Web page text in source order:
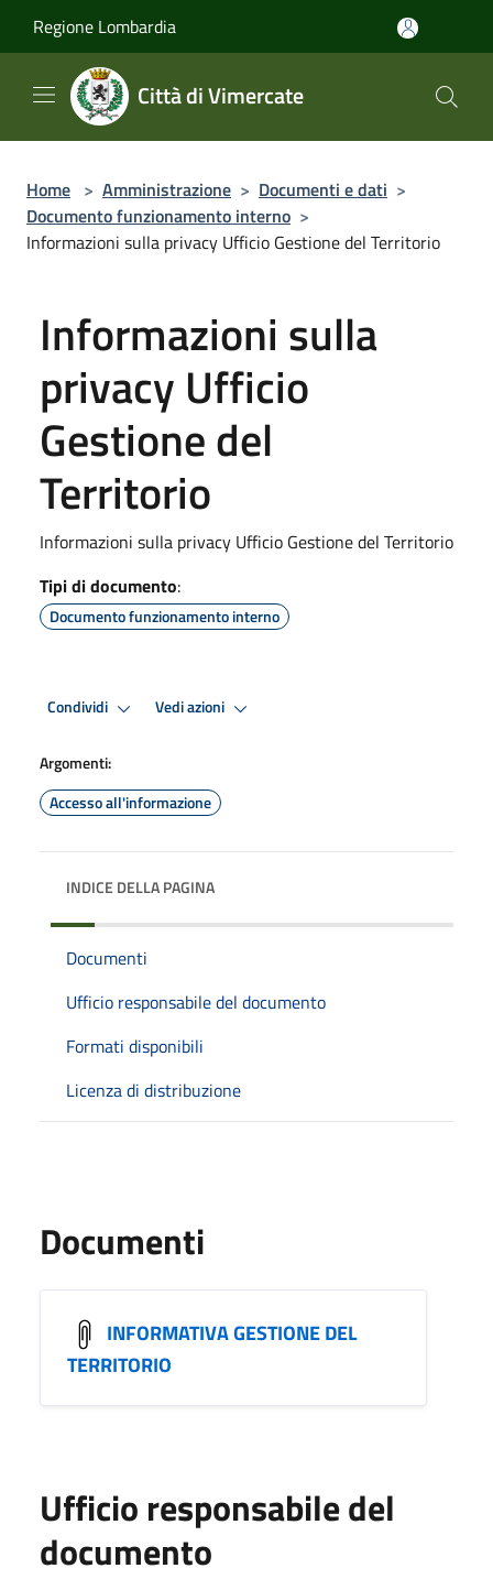
Regione Lombardia
Città di Vimercate
Home > Amministrazione > Documenti e dati >
Documento funzionamento interno >
Informazioni sulla privacy Ufficio Gestione del Territorio
Informazioni sulla
privacy Ufficio
Gestione del
Territorio
Informazioni sulla privacy Ufficio Gestione del Territorio
Tipi di documento:
Documento funzionamento interno
Condividi Vedi azioni
Argomenti:
Accesso all'informazione
INDICE DELLA PAGINA
Documenti
Ufficio responsabile del documento
Formati disponibili
Licenza di distribuzione
Documenti
INFORMATIVA GESTIONE DEL
TERRITORIO
Ufficio responsabile del
documento